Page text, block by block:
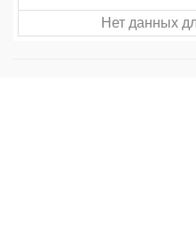
Нет данных